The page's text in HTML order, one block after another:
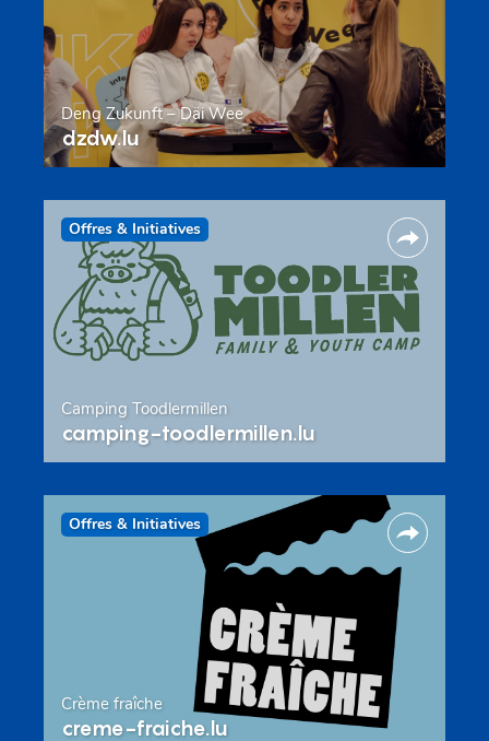
Deng Zukunft – Däi Wee
dzdw.lu
Offres & Initiatives
Camping Toodlermillen
camping-toodlermillen.lu
Offres & Initiatives
Crème fraîche
creme-fraiche.lu